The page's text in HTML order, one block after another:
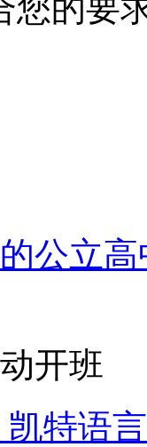
您的要
公立高
开班
凯特语